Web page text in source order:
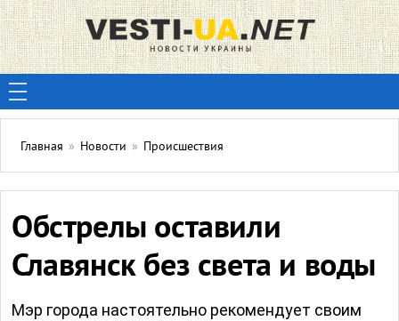
Главная » Новости » Происшествия
Обстрелы оставили
Славянск без света и воды
Мэр города настоятельно рекомендует своим